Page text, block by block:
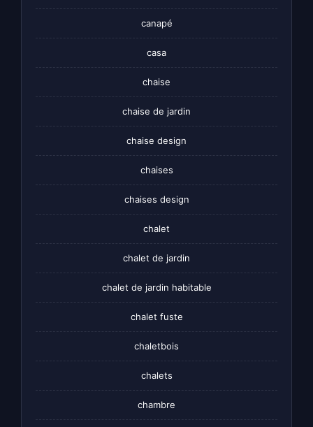
canapé
casa
chaise
chaise de jardin
chaise design
chaises
chaises design
chalet
chalet de jardin
chalet de jardin habitable
chalet fuste
chaletbois
chalets
chambre